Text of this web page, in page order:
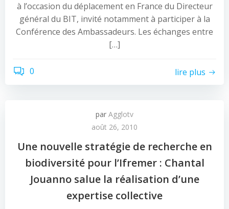
à l’occasion du déplacement en France du Directeur
général du BIT, invité notamment à participer à la
Conférence des Ambassadeurs. Les échanges entre
[…]
0 lire plus
par Agglotv
août 26, 2010
Une nouvelle stratégie de recherche en
biodiversité pour l’Ifremer : Chantal
Jouanno salue la réalisation d’une
expertise collective